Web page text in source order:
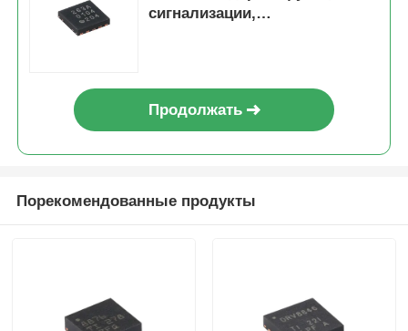
сигнализации,
Продолжать
Порекомендованные продукты